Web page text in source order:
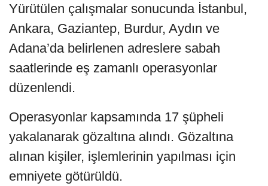
Yürütülen çalışmalar sonucunda İstanbul,
Ankara, Gaziantep, Burdur, Aydın ve
Adana’da belirlenen adreslere sabah
saatlerinde eş zamanlı operasyonlar
düzenlendi.
Operasyonlar kapsamında 17 şüpheli
yakalanarak gözaltına alındı. Gözaltına
alınan kişiler, işlemlerinin yapılması için
emniyete götürüldü.